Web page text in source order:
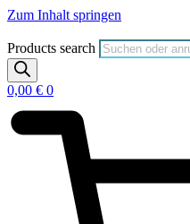
Zum Inhalt springen
Products search
0,00 € 0